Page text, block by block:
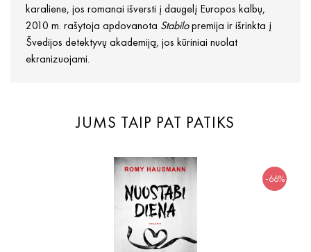
karaliene, jos romanai išversti į daugelį Europos kalbų,
2010 m. rašytoja apdovanota Stabilopremija ir išrinkta į
Švedijos detektyvų akademiją, jos kūriniai nuolat
ekranizuojami.
JUMS TAIP PAT PATIKS
-66%